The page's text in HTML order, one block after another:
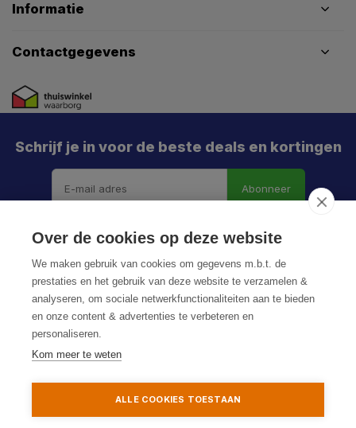
Informatie
Contactgegevens
Schrijf je in voor de beste deals en kortingen
Abonneer
Privacy Policy
Meld je aan en mis geen enkele actie, aanbieding
of nieuwe deal meer. Én je krijgt direct €5 korting!
Aanmelden
Over de cookies op deze website
We maken gebruik van cookies om gegevens m.b.t. de
prestaties en het gebruik van deze website te verzamelen &
analyseren, om sociale netwerkfunctionaliteiten aan te bieden
en onze content & advertenties te verbeteren en
personaliseren.
Kom meer te weten
ALLE COOKIES TOESTAAN